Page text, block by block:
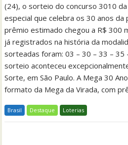
(24), o sorteio do concurso 3010
especial que celebra os 30 anos da
prêmio estimado chegou a R$ 300
já registrados na história da
sorteadas foram: 03 – 30 – 33 – 35
sorteio aconteceu
Sorte, em São Paulo. A Mega 30
formato da Mega da Virada, com
Brasil Destaque Loterias